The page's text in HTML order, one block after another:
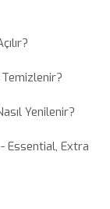
Yenilenir?
Essential, Extra